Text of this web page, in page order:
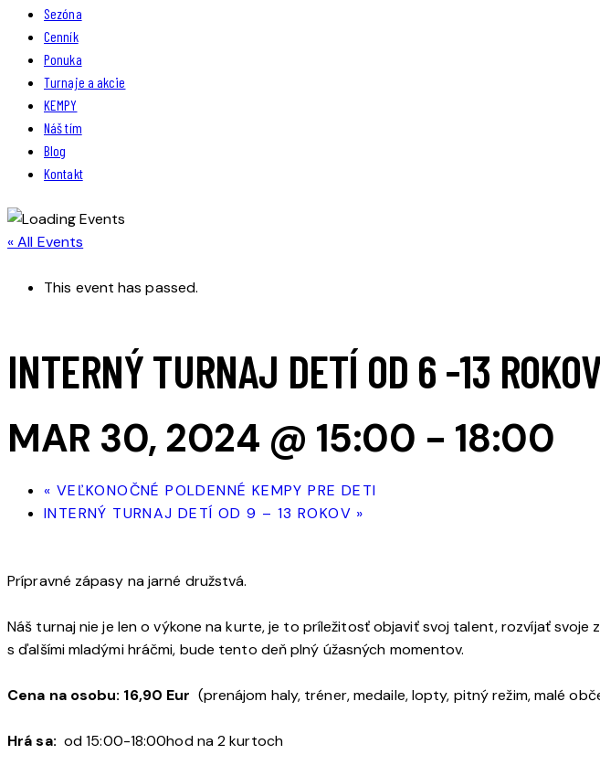
Sezóna
Cenník
Ponuka
Turnaje a akcie
KEMPY
Náš tím
Blog
Kontakt
« All Events
This event has passed.
INTERNÝ TURNAJ DETÍ OD 6 -13
MAR 30, 2024 @ 15:00 - 18:00
« VEĽKONOČNÉ POLDENNÉ KEMPY PRE DETI
INTERNÝ TURNAJ DETÍ OD 9 – 13 ROKOV »
Prípravné zápasy na jarné družstvá.
Náš turnaj nie je len o výkone na kurte, je to príležitosť objaviť svoj talent, rozvíjať
s ďalšími mladými hráčmi, bude tento deň plný úžasných momentov.
Cena na osobu: 16,90 Eur (prenájom haly, tréner, medaile, lopty, pitný režim, malé
Hrá sa: od 15:00-18:00hod na 2 kurtoch